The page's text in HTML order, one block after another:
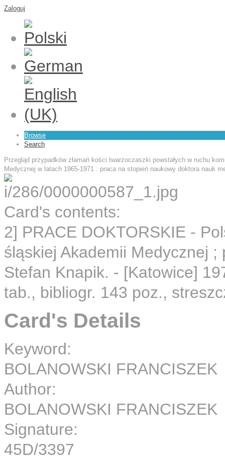
Zaloguj
Browse
Search
Przegląd przypadków złamań kości twarzoczaszki powstałych w ruchu
Medycznej w latach 1965-1971 : praca na stopień naukowy doktora nauk
Card's contents:
2] PRACE DOKTORSKIE -
śląskiej Akademii Medycznej
Stefan Knapik. - [Katowice]
tab., bibliogr. 143 poz.,
Card's Details
Keyword:
BOLANOWSKI FRANCISZEK
Author:
BOLANOWSKI FRANCISZEK
Signature:
45D/3397